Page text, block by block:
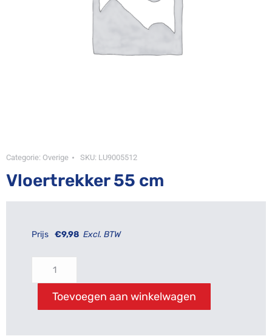
Categorie: Overige SKU: LU9005512
Vloertrekker 55 cm
Prijs €9,98 Excl. BTW
Toevoegen aan winkelwagen